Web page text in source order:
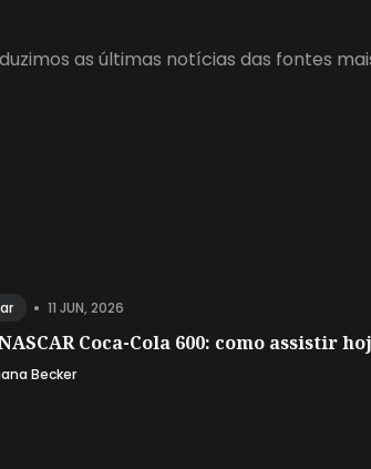
as últimas notícias das fontes
• 11 JUN, 2026
Coca-Cola 600: como assistir
Becker